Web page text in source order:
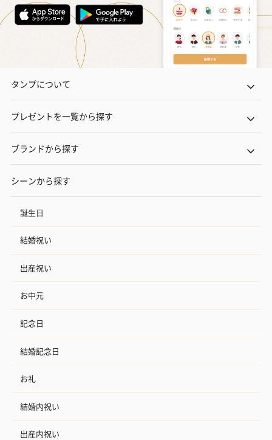
タンプについて
プレゼントを一覧から探す
ブランドから探す
シーンから探す
誕生日
結婚祝い
出産祝い
お中元
記念日
結婚記念日
お礼
結婚内祝い
出産内祝い